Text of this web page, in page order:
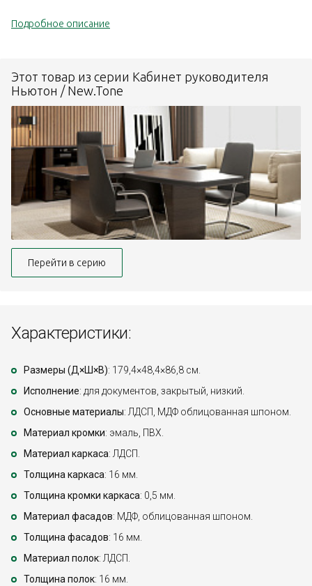
Подробное описание
Этот товар из серии Кабинет руководителя
Ньютон / New.Tone
Перейти в серию
Характеристики:
Размеры (Д×Ш×В): 179,4×48,4×86,8 см.
Исполнение: для документов, закрытый, низкий.
Основные материалы: ЛДСП, МДФ облицованная шпоном.
Материал кромки: эмаль, ПВХ.
Материал каркаса: ЛДСП.
Толщина каркаса: 16 мм.
Толщина кромки каркаса: 0,5 мм.
Материал фасадов: МДФ, облицованная шпоном.
Толщина фасадов: 16 мм.
Материал полок: ЛДСП.
Толщина полок: 16 мм.